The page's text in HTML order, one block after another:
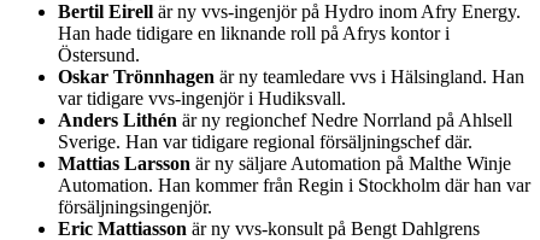
Bertil Eirell är ny vvs-ingenjör på Hydro inom Afry Energy.
Han hade tidigare en liknande roll på Afrys kontor i
Östersund.
Oskar Trönnhagen är ny teamledare vvs i Hälsingland. Han
var tidigare vvs-ingenjör i Hudiksvall.
Anders Lithén är ny regionchef Nedre Norrland på Ahlsell
Sverige. Han var tidigare regional försäljningschef där.
Mattias Larsson är ny säljare Automation på Malthe Winje
Automation. Han kommer från Regin i Stockholm där han var
försäljningsingenjör.
Eric Mattiasson är ny vvs-konsult på Bengt Dahlgrens